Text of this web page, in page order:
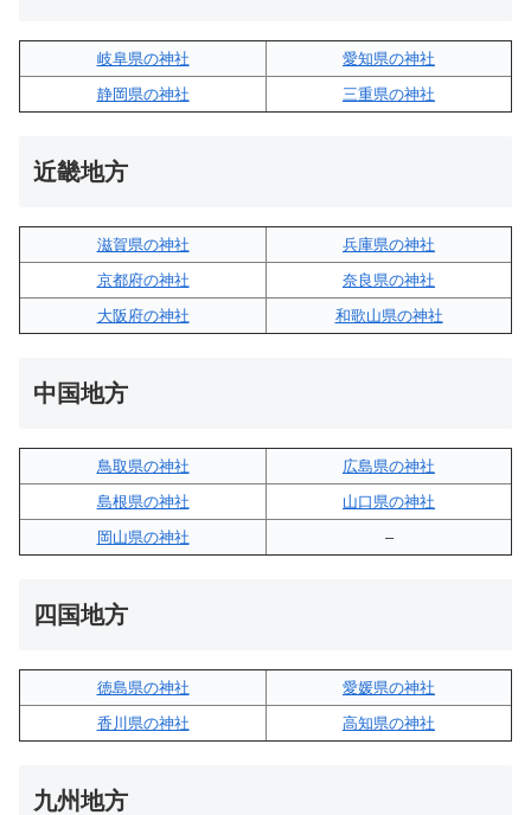
岐阜県の神社
愛知県の神社
静岡県の神社
三重県の神社
近畿地方
滋賀県の神社
兵庫県の神社
京都府の神社
奈良県の神社
大阪府の神社
和歌山県の神社
中国地方
鳥取県の神社
広島県の神社
島根県の神社
山口県の神社
岡山県の神社
–
四国地方
徳島県の神社
愛媛県の神社
香川県の神社
高知県の神社
九州地方